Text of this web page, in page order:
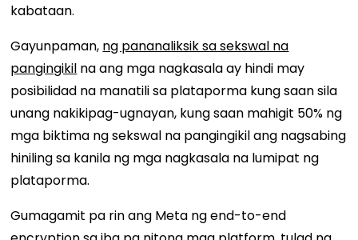
kabataan.
Gayunpaman, ng pananaliksik sa sekswal na
pangingikil na ang mga nagkasala ay hindi may
posibilidad na manatili sa plataporma kung saan sila
unang nakikipag-ugnayan, kung saan mahigit 50% ng
mga biktima ng sekswal na pangingikil ang nagsabing
hiniling sa kanila ng mga nagkasala na lumipat ng
plataporma.
Gumagamit pa rin ang Meta ng end-to-end